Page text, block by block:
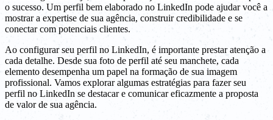
o sucesso. Um perfil bem elaborado no LinkedIn pode ajudar você a
mostrar a expertise de sua agência, construir credibilidade e se
conectar com potenciais clientes.
Ao configurar seu perfil no LinkedIn, é importante prestar atenção a
cada detalhe. Desde sua foto de perfil até seu manchete, cada
elemento desempenha um papel na formação de sua imagem
profissional. Vamos explorar algumas estratégias para fazer seu
perfil no LinkedIn se destacar e comunicar eficazmente a proposta
de valor de sua agência.